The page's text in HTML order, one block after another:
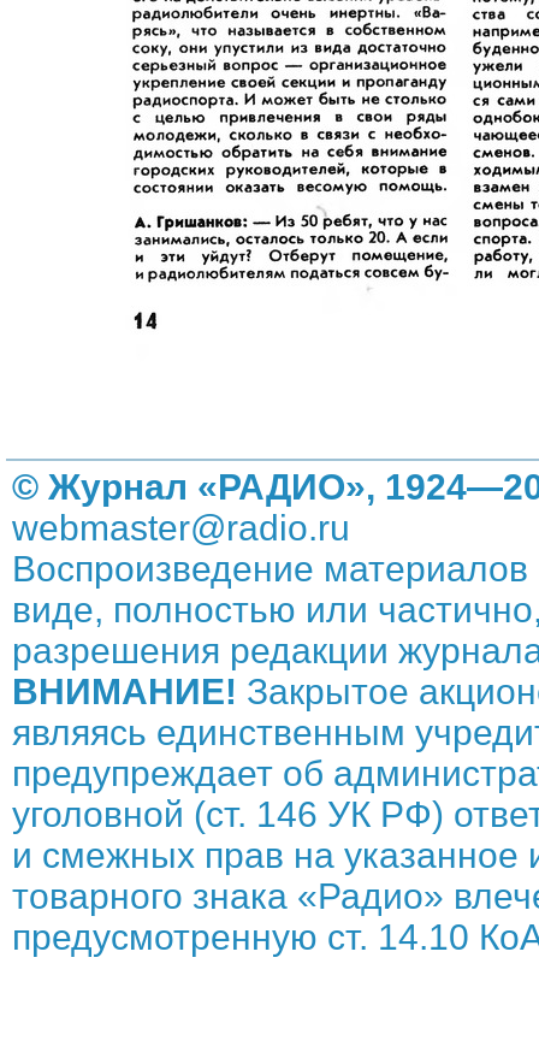
© Журнал «РАДИО»,
webmaster@radio.ru
Воспроизведение
виде, полностью или
разрешения редакции
ВНИМАНИЕ! Закрытое
являясь единственным
предупреждает об
уголовной (ст. 146 УК РФ)
и смежных прав на указанное
товарного знака «Радио»
предусмотренную ст. 14.10